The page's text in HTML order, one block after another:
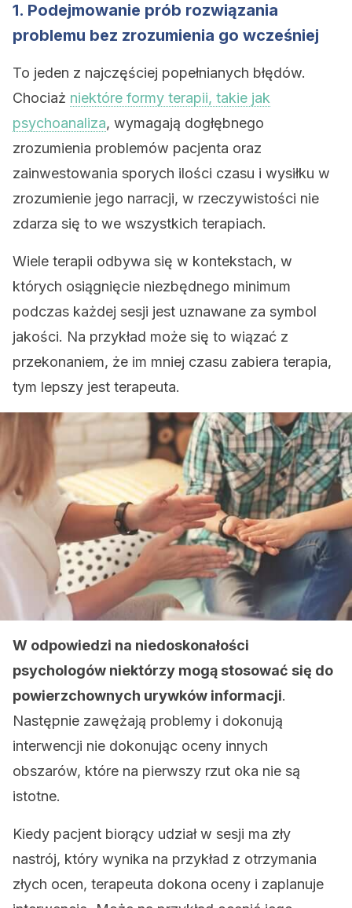
1. Podejmowanie prób rozwiązania
problemu bez zrozumienia go wcześniej
To jeden z najczęściej popełnianych błędów.
Chociaż niektóre formy terapii, takie jak
psychoanaliza, wymagają dogłębnego
zrozumienia problemów pacjenta oraz
zainwestowania sporych ilości czasu i wysiłku w
zrozumienie jego narracji, w rzeczywistości nie
zdarza się to we wszystkich terapiach.
Wiele terapii odbywa się w kontekstach, w
których osiągnięcie niezbędnego minimum
podczas każdej sesji jest uznawane za symbol
jakości. Na przykład może się to wiązać z
przekonaniem, że im mniej czasu zabiera terapia,
tym lepszy jest terapeuta.
W odpowiedzi na niedoskonałości
psychologów niektórzy mogą stosować się do
powierzchownych urywków informacji.
Następnie zawężają problemy i dokonują
interwencji nie dokonując oceny innych
obszarów, które na pierwszy rzut oka nie są
istotne.
Kiedy pacjent biorący udział w sesji ma zły
nastrój, który wynika na przykład z otrzymania
złych ocen, terapeuta dokona oceny i zaplanuje